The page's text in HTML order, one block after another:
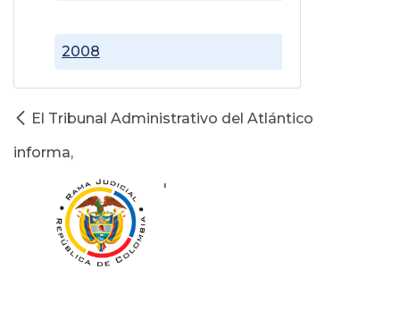
2008
El Tribunal Administrativo del Atlántico
informa,
'